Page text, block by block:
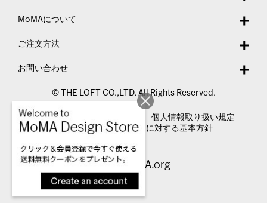
MoMAについて
ご注文方法
お問い合わせ
© THE LOFT CO.,LTD. All Rights Reserved.
特定商取引法表示
個人情報取り扱い規定
カスタマーハラスメントに対する基本方針
Visit MoMA.org